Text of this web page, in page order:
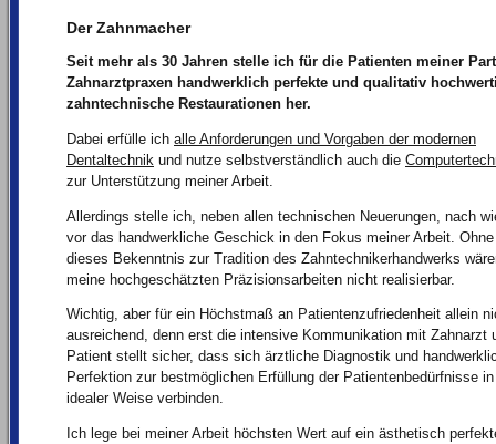
Der Zahnmacher
Seit mehr als 30 Jahren stelle ich für die Patienten meiner
Zahnarztpraxen handwerklich perfekte und qualitativ
zahntechnische Restaurationen her.
Dabei erfülle ich alle Anforderungen und Vorgaben der modernen
Dentaltechnik und nutze selbstverständlich auch die
zur Unterstützung meiner Arbeit.
Allerdings stelle ich, neben allen technischen Neuerungen, nach
vor das handwerkliche Geschick in den Fokus meiner Arbeit. Ohne
dieses Bekenntnis zur Tradition des Zahntechnikerhandwerks
meine hochgeschätzten Präzisionsarbeiten nicht realisierbar.
Wichtig, aber für ein Höchstmaß an Patientenzufriedenheit allein
ausreichend, denn erst die intensive Kommunikation mit Zahnarzt
Patient stellt sicher, dass sich ärztliche Diagnostik und
Perfektion zur bestmöglichen Erfüllung der Patientenbedürfnisse in
idealer Weise verbinden.
Ich lege bei meiner Arbeit höchsten Wert auf ein ästhetisch